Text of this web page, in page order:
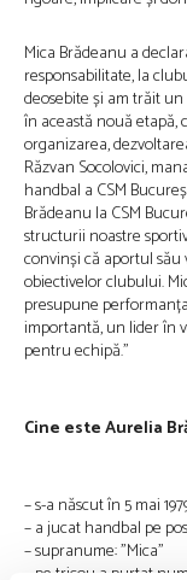
Mica Brădeanu a
responsabilitate, la
deosebite și am trăit
în această nouă etapă,
organizarea,
Răzvan Socolovici,
handbal a CSM
Brădeanu la CSM
structurii noastre
convinși că aportul
obiectivelor clubului.
presupune
importantă, un lider în
pentru echipă.”
Cine este Aurelia
– s-a născut în 5 mai
– a jucat handbal pe
– supranume: ”Mica”